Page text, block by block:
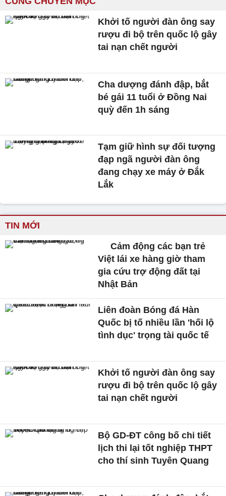
Khởi tố người đàn ông say
rượu đi bộ trên quốc lộ gây
tai nạn chết người
Cha dượng đánh đập, bắt
bé gái 11 tuổi ở Đồng Nai
quỳ đến 1h sáng
Tạm giữ hình sự đối tượng
đạp ngã người đàn ông
đang chạy xe máy ở Đắk
Lắk
TIN MỚI
Cảm động các bạn trẻ
Việt lái xe hàng giờ tham
gia cứu trợ động đất tại
Nhật Bản
Liên đoàn Bóng đá Hàn
Quốc bị tố nhiều lần 'hối lộ
tình dục' trọng tài quốc tế
Khởi tố người đàn ông say
rượu đi bộ trên quốc lộ gây
tai nạn chết người
Bộ GD-ĐT công bố chi tiết
lịch thi lại tốt nghiệp THPT
cho thí sinh Tuyên Quang